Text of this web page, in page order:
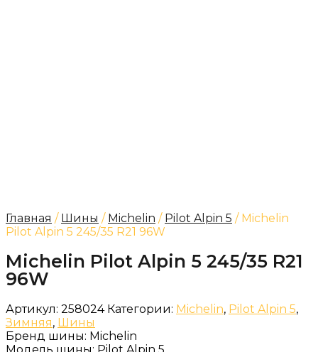
Главная / Шины / Michelin / Pilot Alpin 5 / Michelin
Pilot Alpin 5 245/35 R21 96W
Michelin Pilot Alpin 5 245/35 R21
96W
Артикул: 258024 Категории: Michelin, Pilot Alpin 5,
Зимняя, Шины
Бренд шины: Michelin